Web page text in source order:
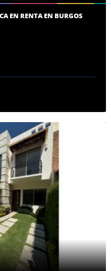
EN RENTA EN BURGOS